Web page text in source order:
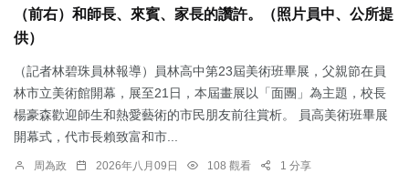
（前右）和師長、來賓、家長的讚許。（照片員中、公所提
供）
（記者林碧珠員林報導）員林高中第23屆美術班畢展，父親節在員
林市立美術館開幕，展至21日，本屆畫展以「面團」為主題，校長
楊豪森歡迎師生和熱愛藝術的市民朋友前往賞析。 員高美術班畢展
開幕式，代市長賴致富和市...
周為政 2026年八月09日 108 觀看 1 分享